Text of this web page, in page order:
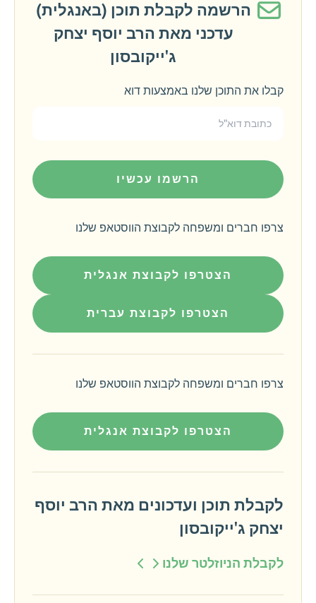
הרשמה לקבלת תוכן (באנגלית)
עדכני מאת הרב יוסף יצחק
ג'ייקובסון
קבלו את התוכן שלנו באמצעות דוא
הרשמו עכשיו
צרפו חברים ומשפחה לקבוצת הווסטאפ שלנו
הצטרפו לקבוצת אנגלית
הצטרפו לקבוצת עברית
צרפו חברים ומשפחה לקבוצת הווסטאפ שלנו
הצטרפו לקבוצת אנגלית
לקבלת תוכן ועדכונים מאת הרב יוסף
יצחק ג'ייקובסון
לקבלת הניוזלטר שלנו